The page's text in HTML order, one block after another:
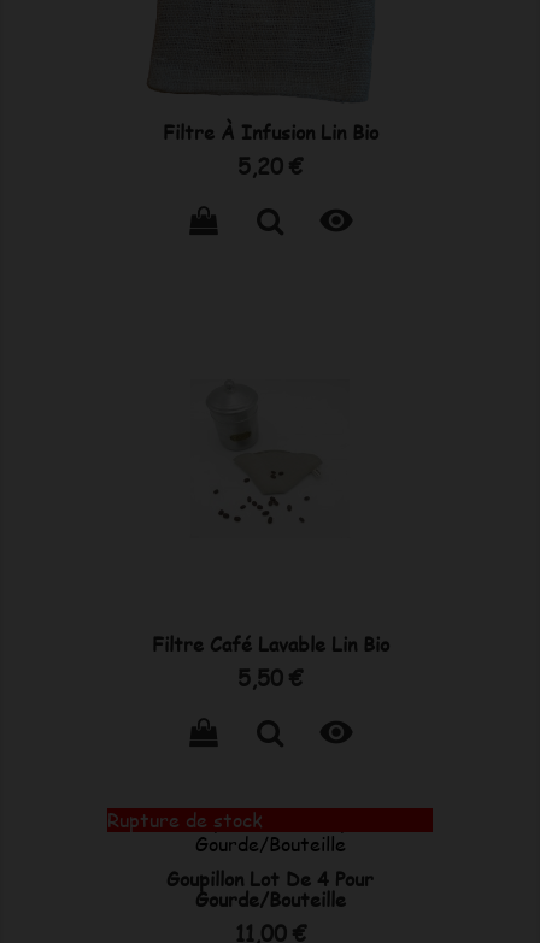
Filtre À Infusion Lin Bio
Prix
5,20 €

Filtre Café Lavable Lin Bio
Prix
5,50 €

Rupture de stock
Goupillon Lot De 4 Pour
Gourde/Bouteille
Prix
11,00 €